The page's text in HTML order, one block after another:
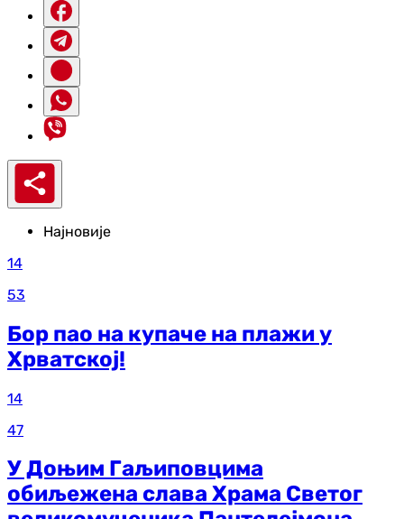
Најновије
14
53
Бор пао на купаче на плажи у
Хрватској!
14
47
У Доњим Гаљиповцима
обиљежена слава Храма Светог